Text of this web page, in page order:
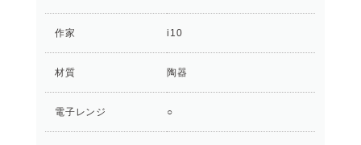
作家 i10
材質 陶器
電子レンジ ○